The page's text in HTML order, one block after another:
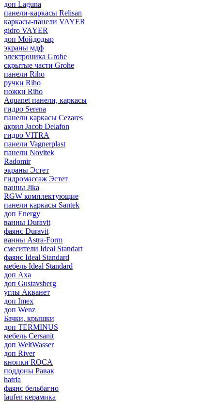
доп Laguna
панели-каркасы Relisan
каркасы-панели VAYER
gidro VAYER
доп Мойдодыр
экраны мдф
электроника Grohe
скрытые части Grohe
панели Riho
ручки Riho
ножки Riho
Aquanet панели, каркасы
гидро Serena
панели каркасы Cezares
акрил Jacob Delafon
гидро VITRA
панели Vagnerplast
панели Novitek
Radomir
экраны Эстет
гидромассаж Эстет
ванны Jika
RGW комплектующие
панели каркасы Santek
доп Energy
ванны Duravit
фаянс Duravit
ванны Astra-Form
смесители Ideal Standart
фаянс Ideal Standard
мебель Ideal Standard
доп Axa
доп Gustavsberg
углы Акванет
доп Imex
доп Wenz
Бачки, крышки
доп TERMINUS
мебель Cersanit
доп WeltWasser
доп River
кнопки ROCA
поддоны Равак
hatria
фаянс бельбагно
laufen керамика